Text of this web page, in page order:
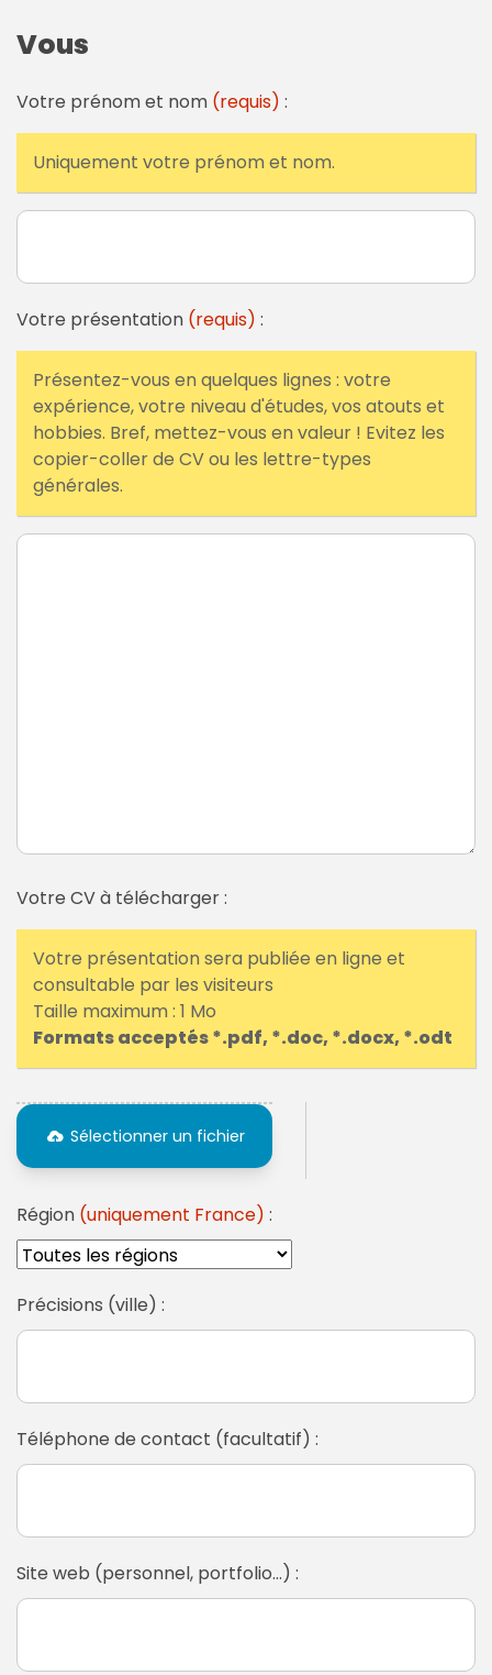
Vous
Votre prénom et nom (requis) :
Uniquement votre prénom et nom.
Votre présentation (requis) :
Présentez-vous en quelques lignes : votre
expérience, votre niveau d'études, vos atouts et
hobbies. Bref, mettez-vous en valeur ! Evitez les
copier-coller de CV ou les lettre-types
générales.
Votre CV à télécharger :
Votre présentation sera publiée en ligne et
consultable par les visiteurs
Taille maximum : 1 Mo
Formats acceptés *.pdf, *.doc, *.docx, *.odt
Sélectionner un fichier
Région (uniquement France) :
Précisions (ville) :
Téléphone de contact (facultatif) :
Site web (personnel, portfolio...) :